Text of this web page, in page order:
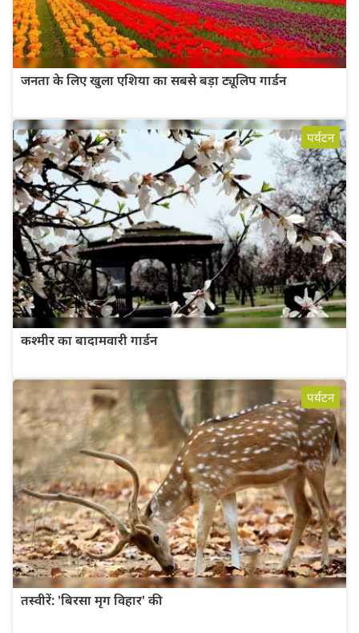
जनता के लिए खुला एशिया का सबसे बड़ा ट्यूलिप गार्डन
पर्यटन
कश्मीर का बादामवारी गार्डन
पर्यटन
तस्वीरें: 'बिरसा मृग विहार' की